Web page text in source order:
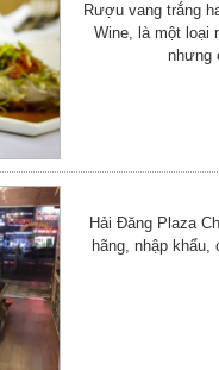
Rượu vang trắng
Wine, là một loại
nhưng
Hải Đăng Plaza
hãng, nhập